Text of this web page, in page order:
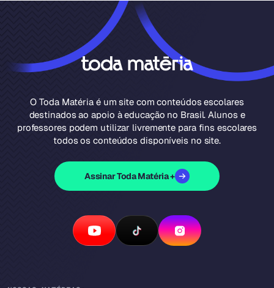
O Toda Matéria é um site com conteúdos escolares
destinados ao apoio à educação no Brasil. Alunos e
professores podem utilizar livremente para fins escolares
todos os conteúdos disponíveis no site.
Assinar Toda Matéria +